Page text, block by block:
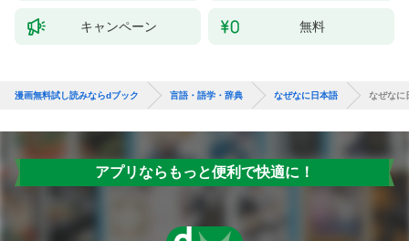
キャンペーン 無料
漫画無料試し読みならdブック 言語・語学・辞典 なぜなに日本語 なぜな
アプリならもっと便利で快適に！